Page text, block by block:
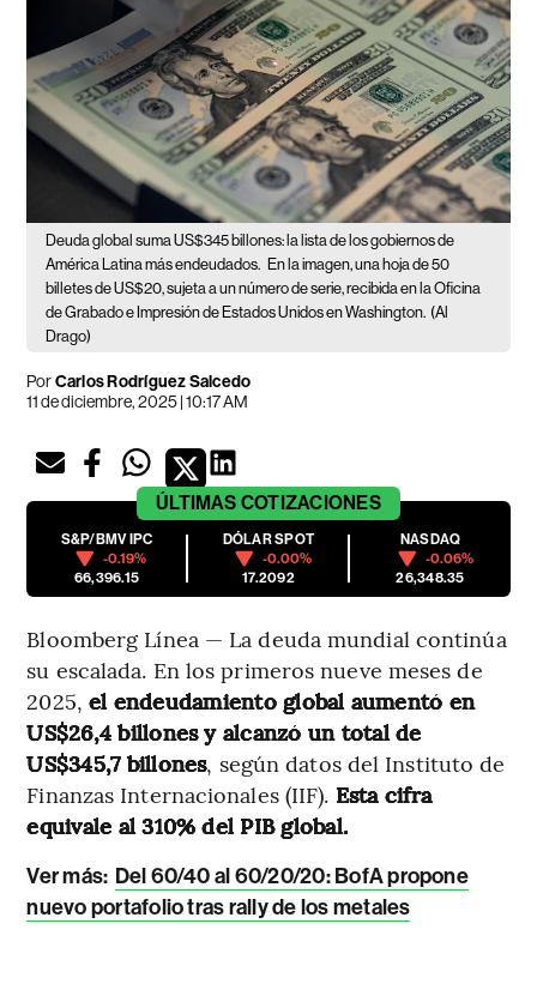
Deuda global suma US$345 billones: la lista de los gobiernos de
América Latina más endeudados. En la imagen, una hoja de 50
billetes de US$20, sujeta a un número de serie, recibida en la Oficina
de Grabado e Impresión de Estados Unidos en Washington. (Al
Drago)
PorCarlos Rodríguez Salcedo
11 de diciembre, 2025 | 10:17 AM
ÚLTIMAS COTIZACIONES
S&P/BMV IPC
-0.19%
66,396.15
DÓLAR SPOT
-0.00%
17.2092
NASDAQ
-0.06%
26,348.35
Bloomberg Línea — La deuda mundial continúa
su escalada. En los primeros nueve meses de
2025, el endeudamiento global aumentó en
US$26,4 billones y alcanzó un total de
US$345,7 billones, según datos del Instituto de
Finanzas Internacionales (IIF). Esta cifra
equivale al 310% del PIB global.
Ver más: Del 60/40 al 60/20/20: BofA propone
nuevo portafolio tras rally de los metales